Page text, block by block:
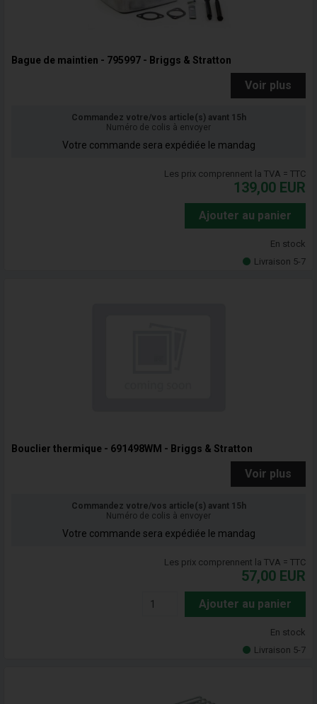
Bague de maintien - 795997 - Briggs & Stratton
Voir plus
Commandez votre/vos article(s) avant 15h
Numéro de colis à envoyer
Votre commande sera expédiée le mandag
Les prix comprennent la TVA = TTC
139,00 EUR
Ajouter au panier
En stock
Livraison 5-7
Bouclier thermique - 691498WM - Briggs & Stratton
Voir plus
Commandez votre/vos article(s) avant 15h
Numéro de colis à envoyer
Votre commande sera expédiée le mandag
Les prix comprennent la TVA = TTC
57,00 EUR
Ajouter au panier
En stock
Livraison 5-7